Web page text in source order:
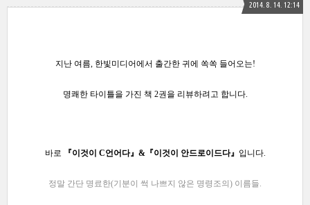
2014. 8. 14. 12:14
지난 여름, 한빛미디어에서 출간한 귀에 쏙쏙 들어오는!
명쾌한 타이틀을 가진 책 2권을 리뷰하려고 합니다.
바로 『이것이 C언어다』 &『이것이 안드로이드다』 입니다.
정말 간단 명료한(기분이 썩 나쁘지 않은 명령조의) 이름들.